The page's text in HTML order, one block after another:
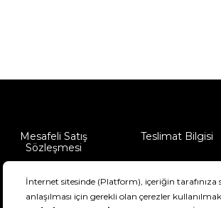
Mesafeli Satış
Sözleşmesi
Teslimat Bilgisi